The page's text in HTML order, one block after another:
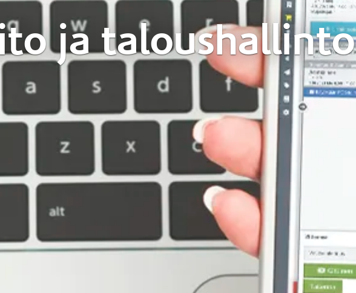
ja taloushallinto